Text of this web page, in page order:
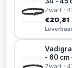
Zwart ·
€20,81
Leverbaar
- 60 cm
Zwart ·